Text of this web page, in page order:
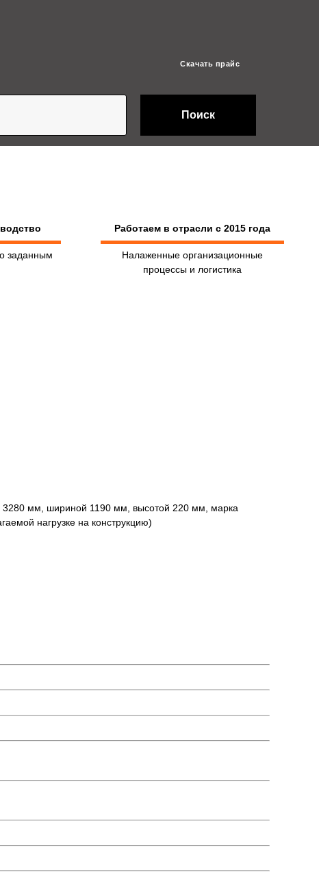
Поиск
заданным
Налаженные организационные
процессы и логистика
Работаем в отрасли с 2015 года
мм, шириной 1190 мм, высотой 220 мм, марка
нагрузке на конструкцию)